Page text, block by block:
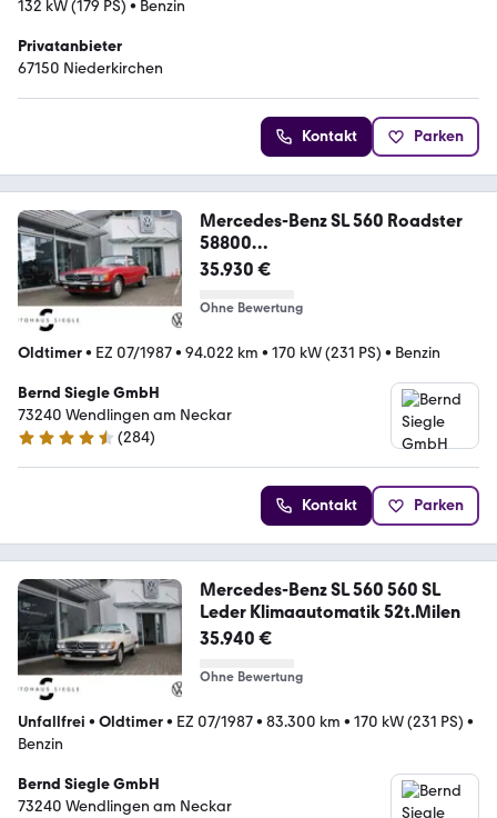
132 kW (179 PS) • Benzin
Privatanbieter
67150 Niederkirchen
Kontakt Parken
Mercedes-Benz SL 560 Roadster
58800
Milen*Leder*Klimatronic*gu
35.930 €
Ohne Bewertung
Oldtimer• EZ 07/1987• 94.022 km • 170 kW (231 PS) • Benzin
Bernd Siegle GmbH
73240 Wendlingen am Neckar
4.3 Sterne
(284)
Kontakt Parken
Mercedes-Benz SL 560 560 SL
Leder Klimaautomatik 52t.Milen
35.940 €
Ohne Bewertung
Unfallfrei • Oldtimer• EZ 07/1987• 83.300 km • 170 kW (231 PS) •
Benzin
Bernd Siegle GmbH
73240 Wendlingen am Neckar